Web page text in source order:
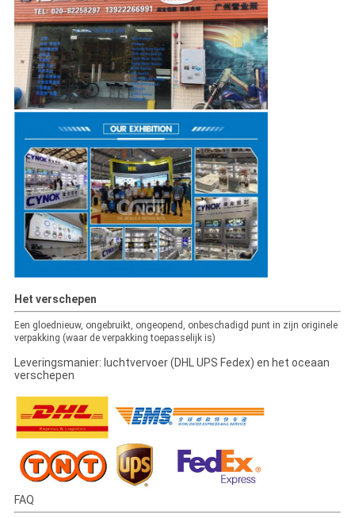
Het verschepen
Een gloednieuw, ongebruikt, ongeopend, onbeschadigd punt in zijn originele
verpakking (waar de verpakking toepasselijk is)
Leveringsmanier: luchtvervoer (DHL UPS Fedex) en het oceaan
verschepen
FAQ